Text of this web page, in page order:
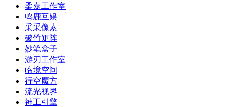
柔嘉工作室
鸣鹿互娱
采采像素
破竹矩阵
妙笔盒子
游刃工作室
临境空间
行空魔方
流光视界
神工引擎